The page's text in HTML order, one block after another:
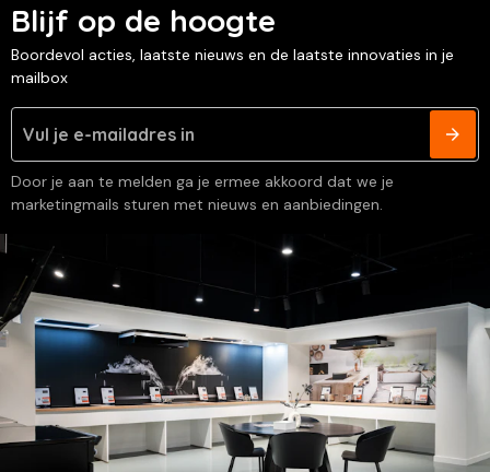
Blijf op de hoogte
Boordevol acties, laatste nieuws en de laatste innovaties in je
mailbox
Door je aan te melden ga je ermee akkoord dat we je
marketingmails sturen met nieuws en aanbiedingen.